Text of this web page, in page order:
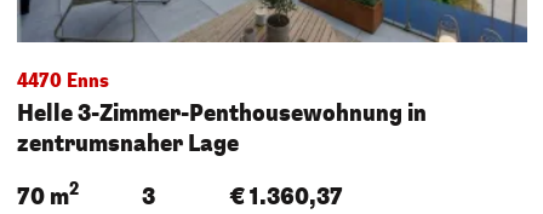
4470 Enns
Helle 3-Zimmer-Penthousewohnung in
zentrumsnaher Lage
70 m2 3 € 1.360,37